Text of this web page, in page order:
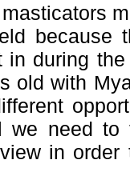
because
in during
old with
we need
in order